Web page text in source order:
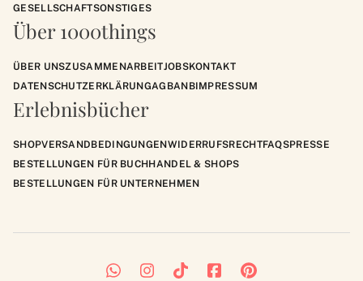
GESELLSCHAFTSONSTIGES
Über 1000things
ÜBER UNSZUSAMMENARBEITJOBSKONTAKT
DATENSCHUTZERKLÄRUNGAGBANBIMPRESSUM
Erlebnisbücher
SHOPVERSANDBEDINGUNGENWIDERRUFSRECHTFAQSPRESSE
BESTELLUNGEN FÜR BUCHHANDEL & SHOPS
BESTELLUNGEN FÜR UNTERNEHMEN